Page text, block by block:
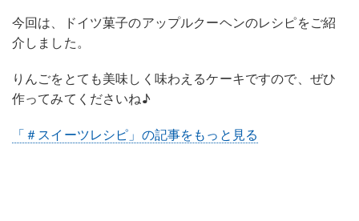
今回は、ドイツ菓子のアップルクーヘンのレシピをご紹
介しました。
りんごをとても美味しく味わえるケーキですので、ぜひ
作ってみてくださいね♪
「＃スイーツレシピ」の記事をもっと見る